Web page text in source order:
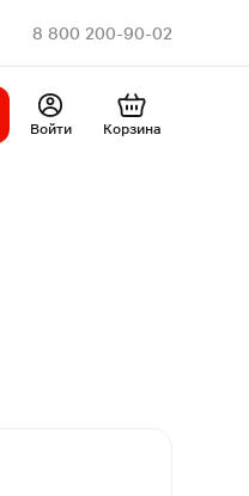
8 800 200-90-02
Войти Корзина